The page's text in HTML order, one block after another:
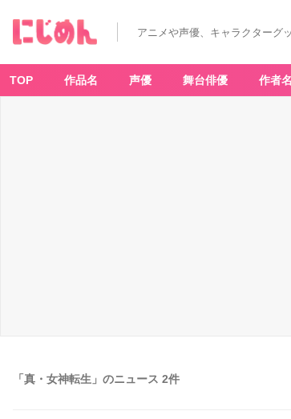
アニメや声優、キャラクターグ
TOP 作品名 声優 舞台俳優 作者名
「真・女神転生」のニュース 2件